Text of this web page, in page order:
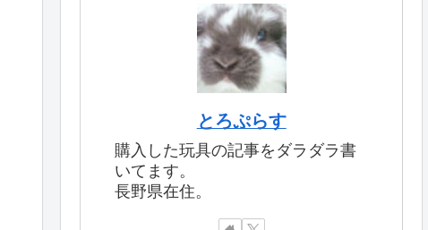
とろぷらす
購入した玩具の記事をダラダラ書
いてます。
長野県在住。